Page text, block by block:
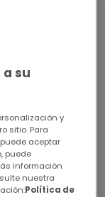
su
y
sitio. Para
aceptar
puede
información
nuestra
Política de